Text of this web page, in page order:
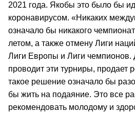
2021 года. Якобы это было бы
коронавирусом. «Никаких
означало бы никакого
летом, а также отмену Лиги
Лиги Европы и Лиги
проводит эти турниры, продает
такое решение означало бы
бы жить на подаяние. Это все
рекомендовать молодому и